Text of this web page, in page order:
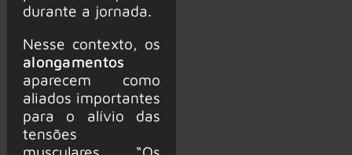
durante a jornada.
Nesse contexto, os
alongamentos
aparecem como
aliados importantes
para o alívio das
tensões